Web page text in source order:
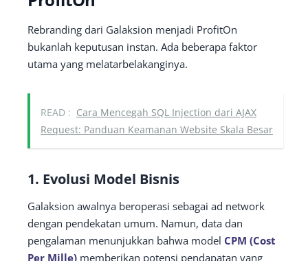
Rebranding dari Galaksion menjadi ProfitOn
bukanlah keputusan instan. Ada beberapa faktor
utama yang melatarbelakanginya.
READ : Cara Mencegah SQL Injection dari AJAX
Request: Panduan Keamanan Website Skala Besar
1. Evolusi Model Bisnis
Galaksion awalnya beroperasi sebagai ad network
dengan pendekatan umum. Namun, data dan
pengalaman menunjukkan bahwa model CPM (Cost
Per Mille) memberikan potensi pendapatan yang